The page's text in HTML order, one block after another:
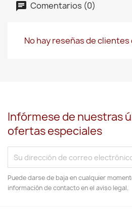
Comentarios (0)
No hay reseñas de
Infórmese de nuestras
ofertas especiales
Puede darse de baja en cualquier
información de contacto en el aviso legal.